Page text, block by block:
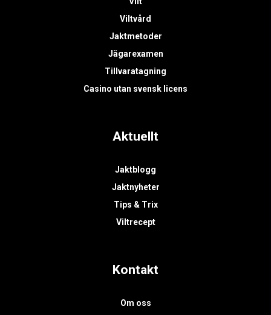
Viltvård
Jaktmetoder
Jägarexamen
Tillvaratagning
Casino utan svensk licens
Aktuellt
Jaktblogg
Jaktnyheter
Tips & Trix
Viltrecept
Kontakt
Om oss